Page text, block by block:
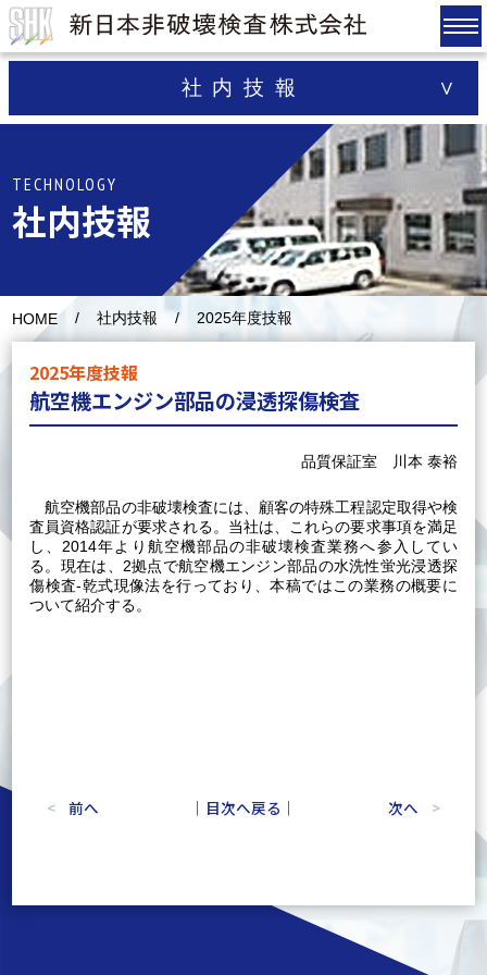
TECHNOLOGY
社内技報
HOME 社内技報 2025年度技報
社内技報
2025年度技報
航空機エンジン部品の浸透探傷検査
品質保証室 川本 泰裕
航空機部品の非破壊検査には、顧客の特殊工程認定取得や検
査員資格認証が要求される。当社は、これらの要求事項を満足
し、2014年より航空機部品の非破壊検査業務へ参入してい
る。現在は、2拠点で航空機エンジン部品の水洗性蛍光浸透探
傷検査-乾式現像法を行っており、本稿ではこの業務の概要に
ついて紹介する。
前へ ｜目次へ戻る｜ 次へ